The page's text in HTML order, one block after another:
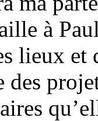
à
lieux et